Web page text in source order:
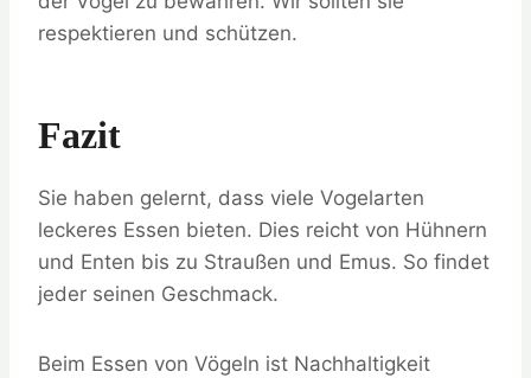
respektieren und schützen.
Fazit
Sie haben gelernt, dass viele Vogelarten
leckeres Essen bieten. Dies reicht von Hühnern
und Enten bis zu Straußen und Emus. So findet
jeder seinen Geschmack.
Beim Essen von Vögeln ist Nachhaltigkeit